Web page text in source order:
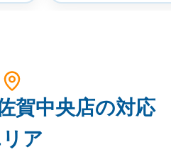
賀中央店の対応
ア